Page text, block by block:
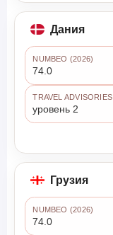
Дания
NUMBEO (2026)
74.0
TRAVEL ADVISORIES
уровень 2
Грузия
NUMBEO (2026)
74.0